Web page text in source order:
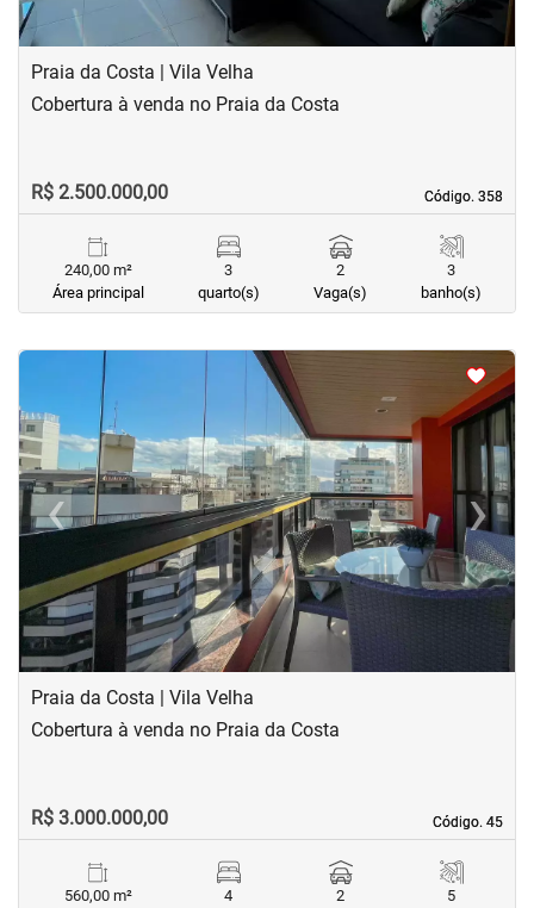
Praia da Costa | Vila Velha
Código. 358
Código. 358
Cobertura à venda no Praia da Costa
R$ 2.500.000,00
240,00 m²
Área principal
3
quarto(s)
2
Vaga(s)
3
banho(s)
<
‹Previous ›Next
Praia da Costa | Vila Velha
Código. 45
Código. 45
Cobertura à venda no Praia da Costa
R$ 3.000.000,00
560,00 m²
4
2
5